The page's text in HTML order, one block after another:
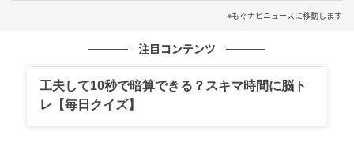
リョーユーパン 北海道バター蒸しケーキ 袋1
※もぐナビニュースに移動します
注目コンテンツ
工夫して10秒で暗算できる？スキマ時間に脳ト
レ【毎日クイズ】